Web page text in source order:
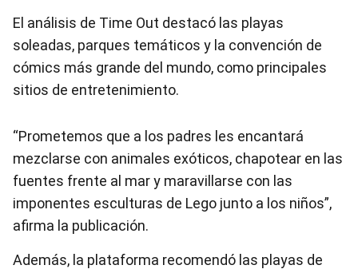
El análisis de Time Out destacó las playas
soleadas, parques temáticos y la convención de
cómics más grande del mundo, como principales
sitios de entretenimiento.
“Prometemos que a los padres les encantará
mezclarse con animales exóticos, chapotear en las
fuentes frente al mar y maravillarse con las
imponentes esculturas de Lego junto a los niños”,
afirma la publicación.
Además, la plataforma recomendó las playas de